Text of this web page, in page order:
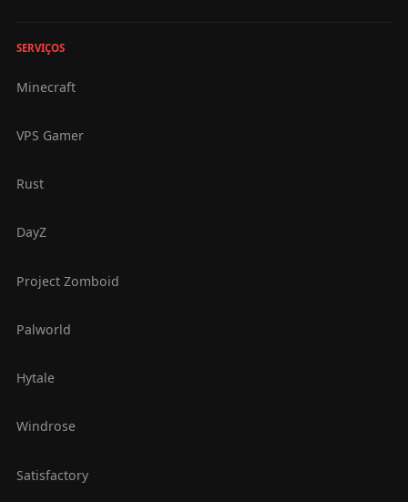
SERVIÇOS
Minecraft
VPS Gamer
Rust
DayZ
Project Zomboid
Palworld
Hytale
Windrose
Satisfactory